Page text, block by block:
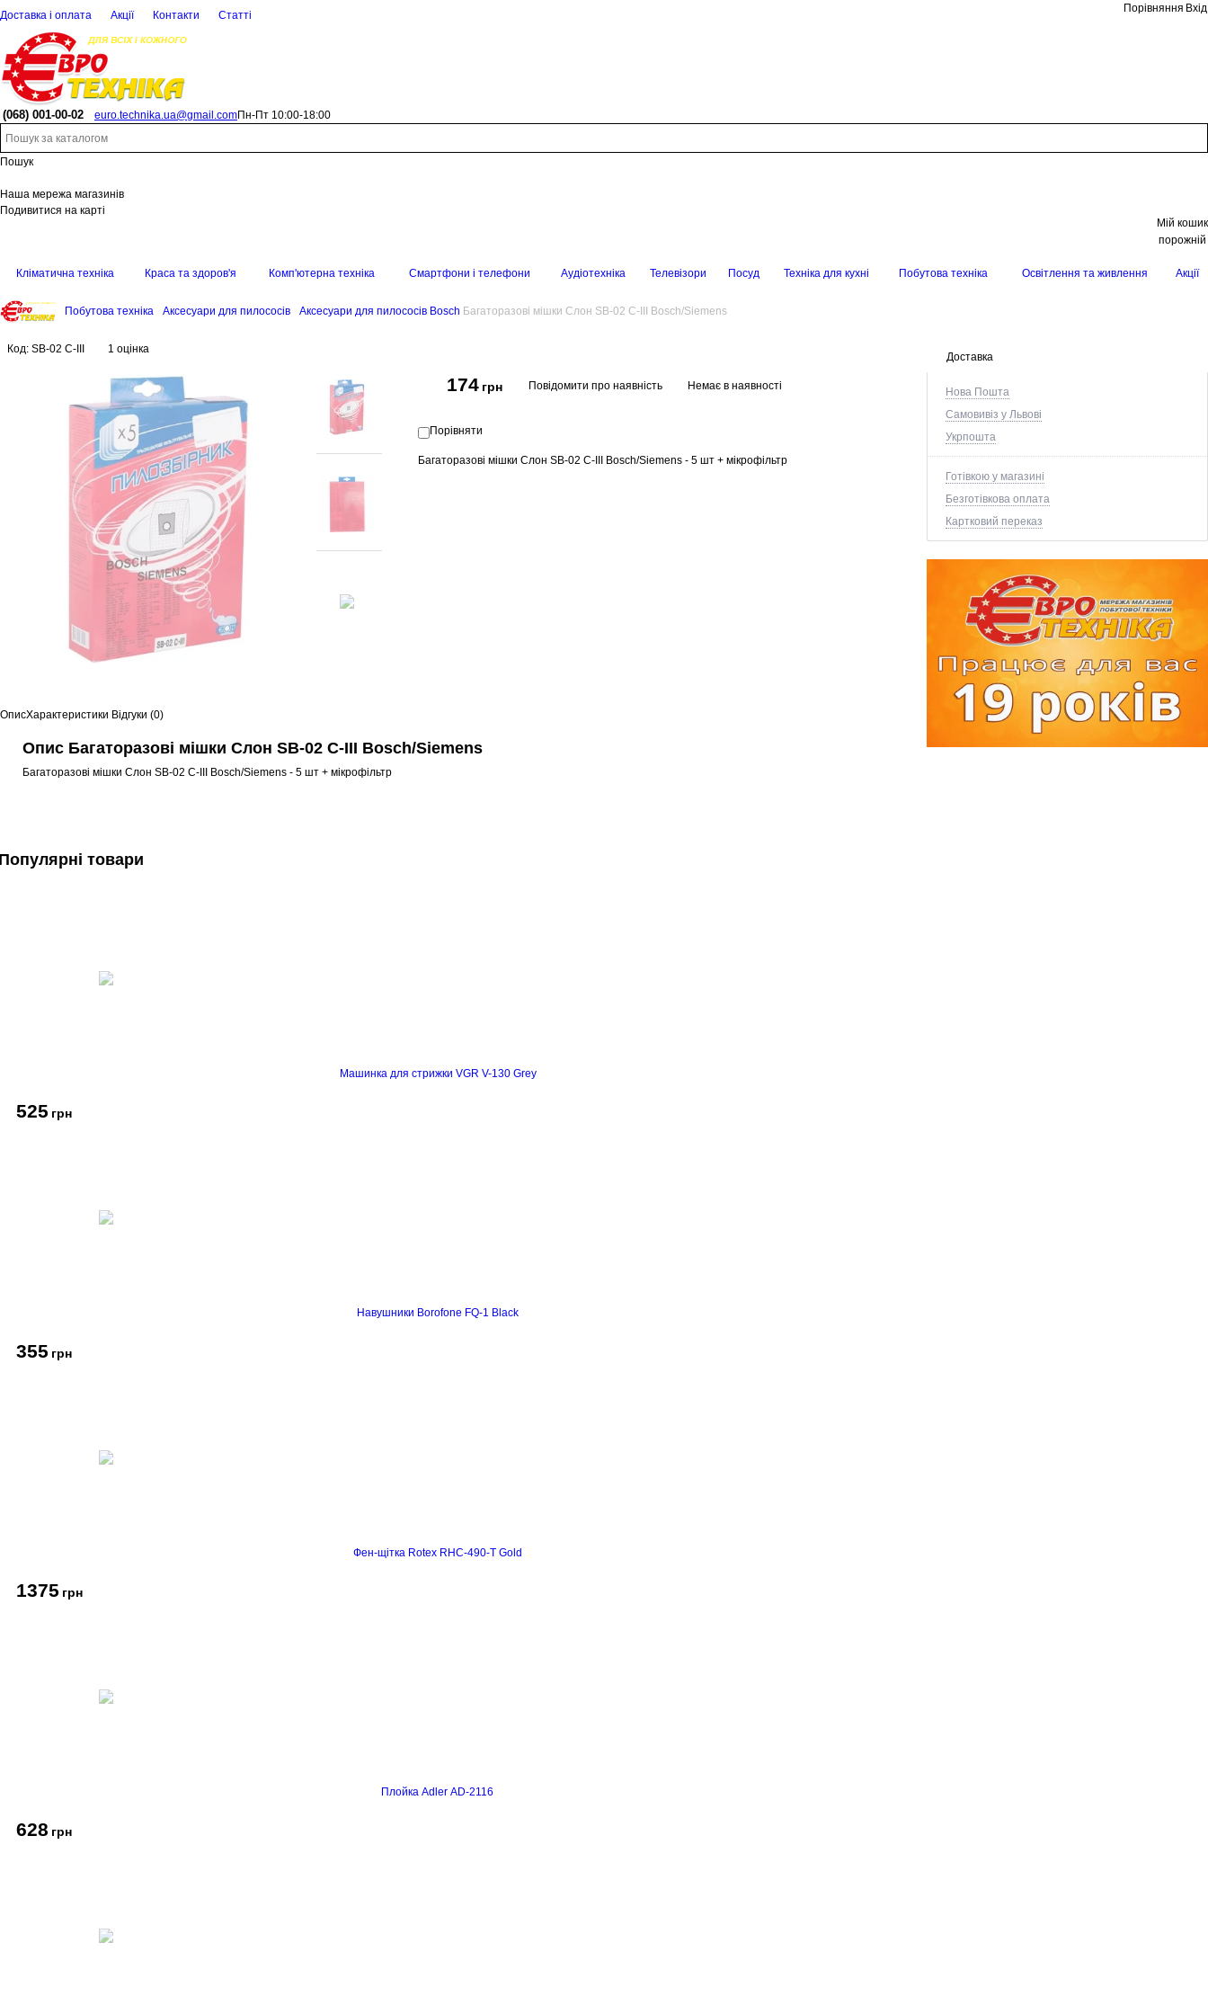
Доставка і оплата Акції Контакти Статті
Порівняння Вхід
(068) 001-00-02 euro.technika.ua@gmail.comПн-Пт 10:00-18:00
Пошук
Наша мережа магазинів
Подивитися на карті
Мій кошик
порожній
Кліматична техніка Краса та здоров'я Комп'ютерна техніка Смартфони і телефони Аудіотехніка Телевізори Посуд Техніка для кухні Побутова техніка Освітлення та живлення Акції
Побутова техніка Аксесуари для пилососів Аксесуари для пилососів Bosch Багаторазові мішки Слон SB-02 C-III Bosch/Siemens
Доставка
Нова Пошта
Самовивіз у Львові
Укрпошта
Готівкою у магазині
Безготівкова оплата
Картковий переказ
Код: SB-02 C-III 1 оцінка
174 грн Повідомити про наявність Немає в наявності
Порівняти
Багаторазові мішки Слон SB-02 C-III Bosch/Siemens - 5 шт + мікрофільтр
ОписХарактеристики Відгуки (0)
Опис Багаторазові мішки Слон SB-02 C-III Bosch/Siemens
Багаторазові мішки Слон SB-02 C-III Bosch/Siemens - 5 шт + мікрофільтр
товари
Машинка для стрижки VGR V-130 Grey
525 грн
Навушники Borofone FQ-1 Black
355 грн
Фен-щітка Rotex RHC-490-T Gold
1375 грн
Плойка Adler AD-2116
628 грн